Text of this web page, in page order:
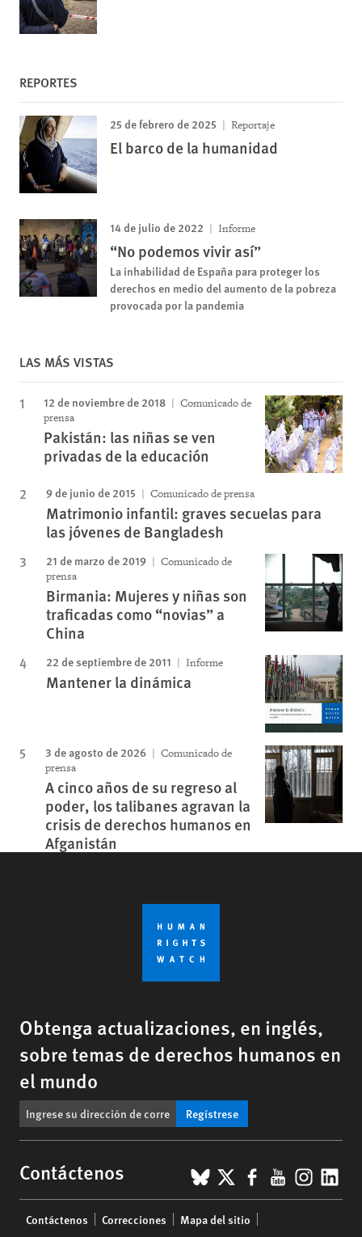
REPORTES
25 de febrero de 2025 Reportaje
El barco de la humanidad
14 de julio de 2022 Informe
“No podemos vivir así”
La inhabilidad de España para proteger los
derechos en medio del aumento de la pobreza
provocada por la pandemia
LAS MÁS VISTAS
12 de noviembre de 2018
Comunicado de
prensa
Pakistán: las niñas se ven
privadas de la educación
9 de junio de 2015 Comunicado de prensa
Matrimonio infantil: graves secuelas para
las jóvenes de Bangladesh
21 de marzo de 2019
Comunicado de
prensa
Birmania: Mujeres y niñas son
traficadas como “novias” a
China
22 de septiembre de 2011 Informe
Mantener la dinámica
3 de agosto de 2026
Comunicado de
prensa
A cinco años de su regreso al
poder, los talibanes agravan la
crisis de derechos humanos en
Afganistán
Obtenga actualizaciones, en inglés,
sobre temas de derechos humanos en
el mundo
Regístrese
Contáctenos BlueSky
X Facebook
YouTube
menu
Contáctenos Correcciones
Mapa del sitio